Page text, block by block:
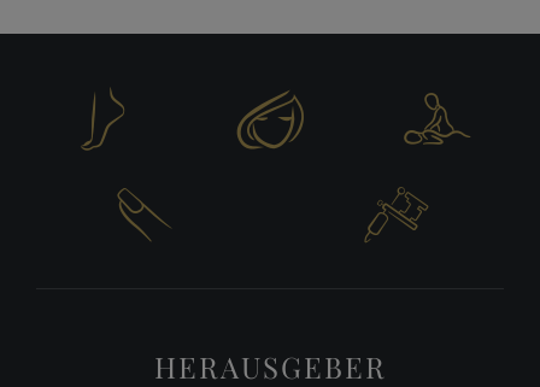
 



HERAUSGEBER